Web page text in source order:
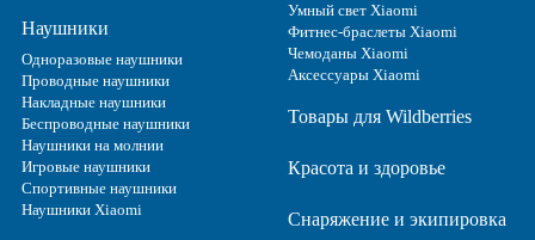
Наушники
Одноразовые наушники
Проводные наушники
Накладные наушники
Беспроводные наушники
Наушники на молнии
Игровые наушники
Спортивные наушники
Наушники Xiaomi
Умный свет Xiaomi
Фитнес-браслеты Xiaomi
Чемоданы Xiaomi
Аксессуары Xiaomi
Товары для Wildberries
Красота и здоровье
Снаряжение и экипировка